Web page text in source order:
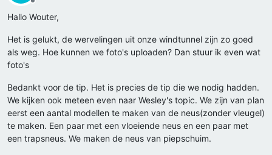
Offline
Hallo Wouter,
Het is gelukt, de wervelingen uit onze windtunnel zijn zo goed
als weg. Hoe kunnen we foto's uploaden? Dan stuur ik even wat
foto's
Bedankt voor de tip. Het is precies de tip die we nodig hadden.
We kijken ook meteen even naar Wesley's topic. We zijn van plan
eerst een aantal modellen te maken van de neus(zonder vleugel)
te maken. Een paar met een vloeiende neus en een paar met
een trapsneus. We maken de neus van piepschuim.